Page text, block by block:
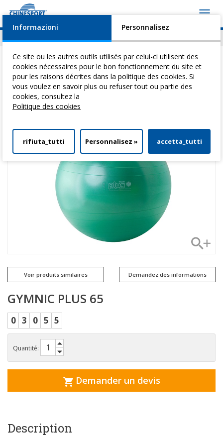
Actualités Evénements Video Download
Vous êtes ici: Home>Gymnastique Medicale>Ballons Pour La
Reeducation> Gymnic Plus 65
Voir produits similaires Demandez des informations
GYMNIC PLUS 65
0 3 0 5 5
Quantité:
Demander un devis
Description
Informazioni Personnalisez
Ce site ou les autres outils utilisés par celui-ci utilisent des
cookies nécessaires pour le bon fonctionnement du site et
pour les raisons décrites dans la politique des cookies. Si
vous voulez en savoir plus ou refuser tout ou partie des
cookies, consultez la
Politique des cookies
rifiuta_tutti Personnalisez » accetta_tutti